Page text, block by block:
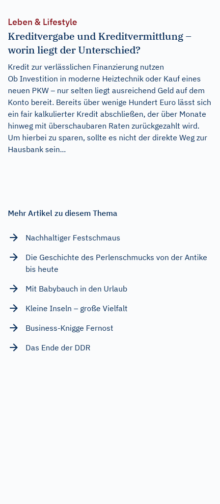
Leben & Lifestyle
Kreditvergabe und Kreditvermittlung –
worin liegt der Unterschied?
Kredit zur verlässlichen Finanzierung nutzen
Ob Investition in moderne Heiztechnik oder Kauf eines
neuen PKW – nur selten liegt ausreichend Geld auf dem
Konto bereit. Bereits über wenige Hundert Euro lässt sich
ein fair kalkulierter Kredit abschließen, der über Monate
hinweg mit überschaubaren Raten zurückgezahlt wird.
Um hierbei zu sparen, sollte es nicht der direkte Weg zur
Hausbank sein...
Mehr Artikel zu diesem Thema
Nachhaltiger Festschmaus
Die Geschichte des Perlenschmucks von der Antike
bis heute
Mit Babybauch in den Urlaub
Kleine Inseln – große Vielfalt
Business-Knigge Fernost
Das Ende der DDR